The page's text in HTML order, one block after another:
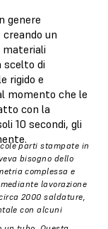
genere
un
scelto di
rigido e
momento che le
con la
10 secondi, gli
parti stampate in
bisogno dello
complessa e
lavorazione
2000 saldature,
con alcuni